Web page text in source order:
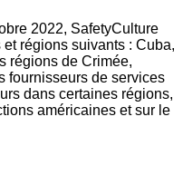
2022, SafetyCulture
régions suivants : Cuba,
régions de Crimée,
fournisseurs de services
dans certaines régions,
américaines et sur le